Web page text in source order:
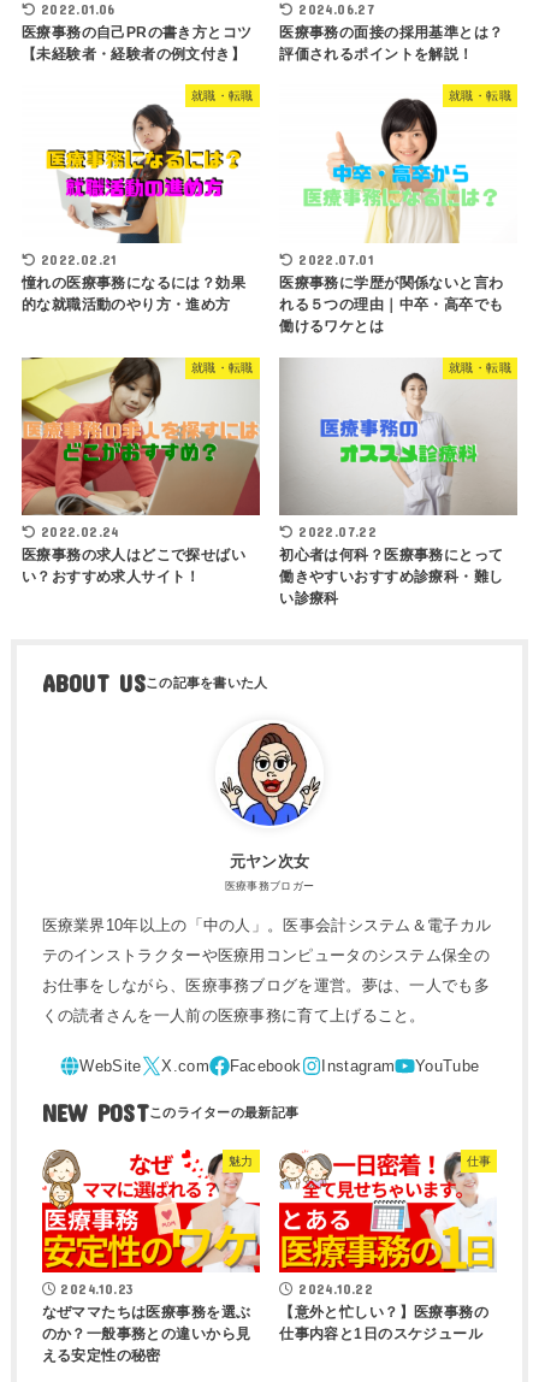
2022.01.06
医療事務の自己PRの書き方とコツ
【未経験者・経験者の例文付き】
2024.06.27
医療事務の面接の採用基準とは？
評価されるポイントを解説！
就職・転職
2022.02.21
憧れの医療事務になるには？効果
的な就職活動のやり方・進め方
就職・転職
2022.07.01
医療事務に学歴が関係ないと言わ
れる５つの理由｜中卒・高卒でも
働けるワケとは
就職・転職
2022.02.24
医療事務の求人はどこで探せばい
い？おすすめ求人サイト！
就職・転職
2022.07.22
初心者は何科？医療事務にとって
働きやすいおすすめ診療科・難し
い診療科
ABOUT US
元ヤン次女
医療事務ブロガー
医療業界10年以上の「中の人」。医事会計システム＆電子カル
テのインストラクターや医療用コンピュータのシステム保全の
お仕事をしながら、医療事務ブログを運営。夢は、一人でも多
くの読者さんを一人前の医療事務に育て上げること。
NEW POST
魅力
2024.10.23
なぜママたちは医療事務を選ぶ
のか？一般事務との違いから見
える安定性の秘密
仕事
2024.10.22
【意外と忙しい？】医療事務の
仕事内容と1日のスケジュール